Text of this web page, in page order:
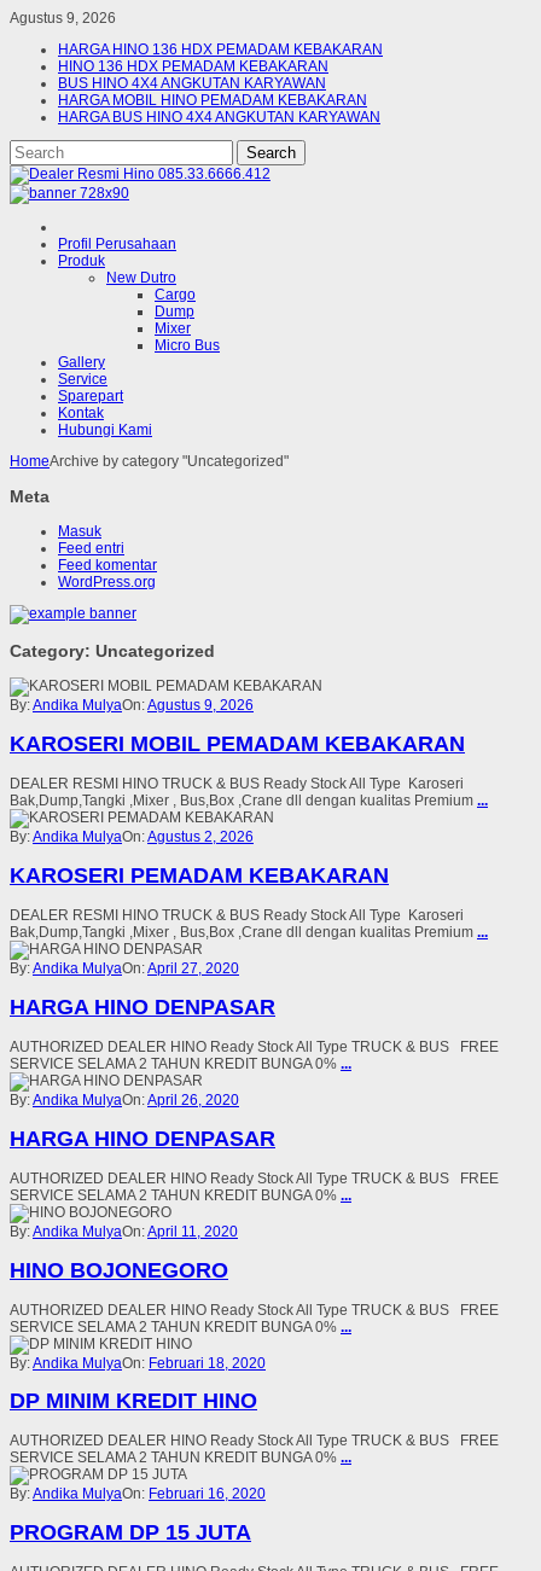
Agustus 9, 2026
HARGA HINO 136 HDX PEMADAM KEBAKARAN
HINO 136 HDX PEMADAM KEBAKARAN
BUS HINO 4X4 ANGKUTAN KARYAWAN
HARGA MOBIL HINO PEMADAM KEBAKARAN
HARGA BUS HINO 4X4 ANGKUTAN KARYAWAN
Profil Perusahaan
Produk
New Dutro
Cargo
Dump
Mixer
Micro Bus
Gallery
Service
Sparepart
Kontak
Hubungi Kami
HomeArchive by category "Uncategorized"
Meta
Masuk
Feed entri
Feed komentar
WordPress.org
Category: Uncategorized
By:Andika MulyaOn:Agustus 9, 2026
KAROSERI MOBIL PEMADAM KEBAKARAN
DEALER RESMI HINO TRUCK & BUS Ready Stock All Type Karoseri
Bak,Dump,Tangki ,Mixer , Bus,Box ,Crane dll dengan kualitas Premium ...
By:Andika MulyaOn:Agustus 2, 2026
KAROSERI PEMADAM KEBAKARAN
DEALER RESMI HINO TRUCK & BUS Ready Stock All Type Karoseri
Bak,Dump,Tangki ,Mixer , Bus,Box ,Crane dll dengan kualitas Premium ...
By:Andika MulyaOn:April 27, 2020
HARGA HINO DENPASAR
AUTHORIZED DEALER HINO Ready Stock All Type TRUCK & BUS FREE
SERVICE SELAMA 2 TAHUN KREDIT BUNGA 0% ...
By:Andika MulyaOn:April 26, 2020
HARGA HINO DENPASAR
AUTHORIZED DEALER HINO Ready Stock All Type TRUCK & BUS FREE
SERVICE SELAMA 2 TAHUN KREDIT BUNGA 0% ...
By:Andika MulyaOn:April 11, 2020
HINO BOJONEGORO
AUTHORIZED DEALER HINO Ready Stock All Type TRUCK & BUS FREE
SERVICE SELAMA 2 TAHUN KREDIT BUNGA 0% ...
By:Andika MulyaOn: Februari 18, 2020
DP MINIM KREDIT HINO
AUTHORIZED DEALER HINO Ready Stock All Type TRUCK & BUS FREE
SERVICE SELAMA 2 TAHUN KREDIT BUNGA 0% ...
By:Andika MulyaOn: Februari 16, 2020
PROGRAM DP 15 JUTA